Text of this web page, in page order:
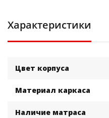
Характеристики
Цвет корпуса
Материал каркаса
Наличие матраса